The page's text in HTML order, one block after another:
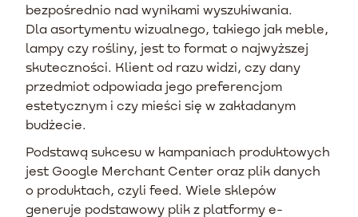
bezpośrednio nad wynikami wyszukiwania.
Dla asortymentu wizualnego, takiego jak meble,
lampy czy rośliny, jest to format o najwyższej
skuteczności. Klient od razu widzi, czy dany
przedmiot odpowiada jego preferencjom
estetycznym i czy mieści się w zakładanym
budżecie.
Podstawą sukcesu w kampaniach produktowych
jest Google Merchant Center oraz plik danych
o produktach, czyli feed. Wiele sklepów
generuje podstawowy plik z platformy e-